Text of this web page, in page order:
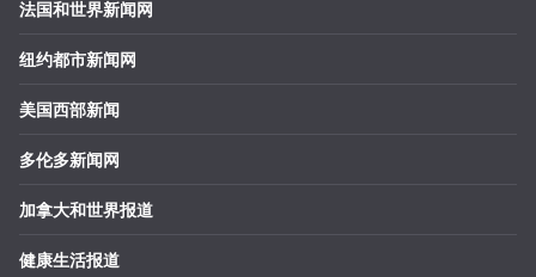
法国和世界新闻网
纽约都市新闻网
美国西部新闻
多伦多新闻网
加拿大和世界报道
健康生活报道